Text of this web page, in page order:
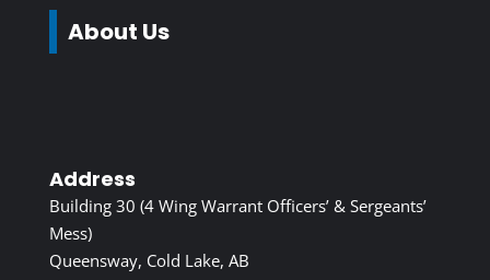
About Us
Address
Building 30 (4 Wing Warrant Officers’ & Sergeants’
Mess)
Queensway, Cold Lake, AB